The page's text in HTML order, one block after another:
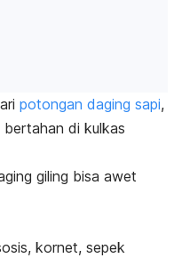
potongan daging sapi,
di kulkas
giling bisa awet
kornet, sepek